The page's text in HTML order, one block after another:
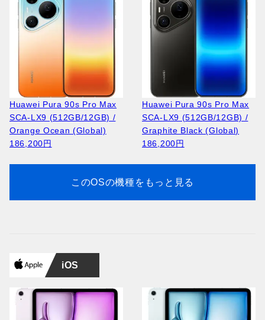
Apple iPhone 17 Pro A3523
(512GB/12GB) / Silver
264,100円
Apple iPhone 17 Pro A3256
(256GB/12GB) / Deep Blue
208,900円
Huawei Pura 90s Pro Max
SCA-LX9 (512GB/12GB) /
Orange Ocean (Global)
186,200円
Huawei Pura 90s Pro Max
SCA-LX9 (512GB/12GB) /
Graphite Black (Global)
186,200円
このOSの機種をもっと見る
iOS